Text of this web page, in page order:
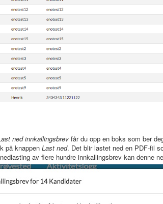
ned innkallingsbrev får du opp en boks som ber
på knappen Last ned. Det blir lastet ned en PDF-fil
av flere hundre innkallingsbrev kan denne